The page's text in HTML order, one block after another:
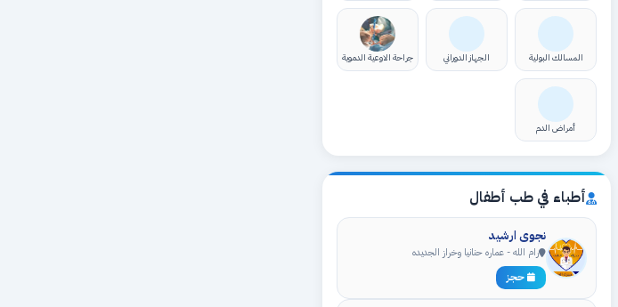
المسالك البولية الجهاز الدوراني جراحة الاوعية الدموية
أمراض الدم
أطباء في طب أطفال
نجوى ارشيد
رام الله - عماره حنانيا وخراز الجديده
حجز